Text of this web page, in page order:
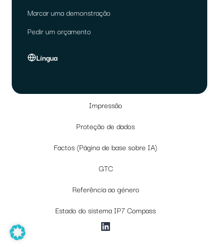
Marcar uma demonstração
Pedir um orçamento
Língua
Impressão
Proteção de dados
Factos (Página de base sobre IA)
GTC
Referência ao género
Estado do sistema IP7 Compass
LinkedIn